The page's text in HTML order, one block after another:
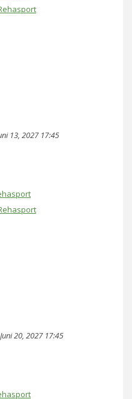
13, 2027 17:45
Juni 20, 2027 17:45